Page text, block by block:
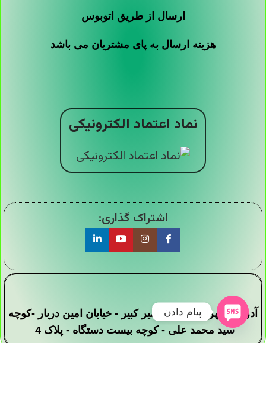
ارسال از طریق اتوبوس
هزینه ارسال به پای مشتریان می باشد
نماد اعتماد الکترونیکی
اشتراک گذاری:
آدرس : تهران - خیابان امیر کبیر - خیابان امین دربار -کوچه
سید محمد علی - کوچه بیست دستگاه - پلاک 4
پیام دادن